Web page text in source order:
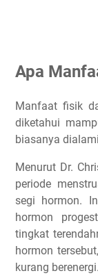
Apa
Manfaat fisik
diketahui
biasanya
Menurut Dr.
periode
segi hormon.
hormon
tingkat
hormon
kurang berenergi.